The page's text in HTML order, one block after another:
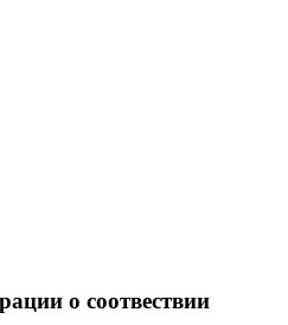
о соотвествии